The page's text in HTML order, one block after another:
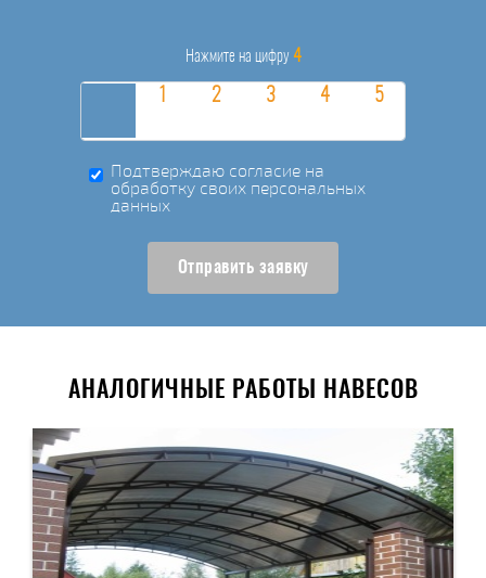
Нажмите на цифру 4
Подтверждаю согласие на
обработку своих персональных
данных
Отправить заявку
АНАЛОГИЧНЫЕ РАБОТЫ НАВЕСОВ